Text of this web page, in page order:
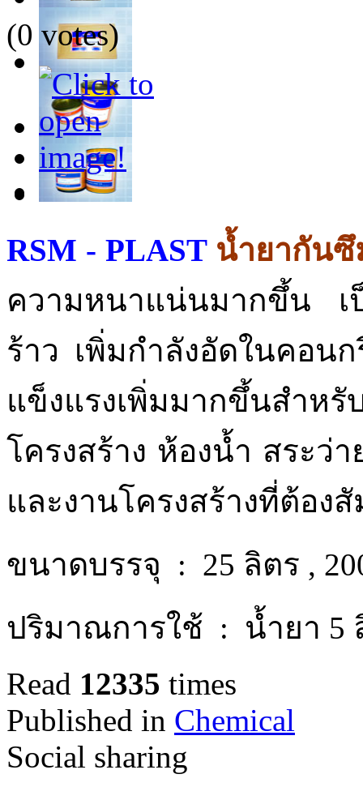
(0 votes)
RSM - PLAST น้ำยากัน
ความหนาแน่นมากขึ้น
ร้าว เพิ่มกำลังอัดในคอ
แข็งแรงเพิ่มมากขึ้นสำหรั
โครงสร้าง ห้องน้ำ สระว่
และงานโครงสร้างที่ต้อง
ขนาดบรรจุ : 25 ลิตร ,
ปริมาณการใช้ : น้ำยา 5
Read 12335 times
Published in Chemical
Social sharing